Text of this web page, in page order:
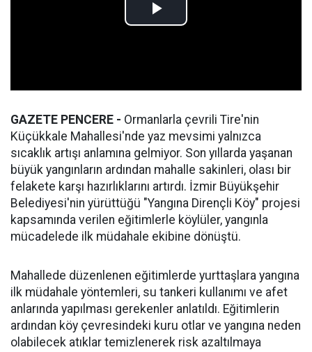
GAZETE PENCERE - Ormanlarla çevrili Tire'nin
Küçükkale Mahallesi'nde yaz mevsimi yalnızca
sıcaklık artışı anlamına gelmiyor. Son yıllarda yaşanan
büyük yangınların ardından mahalle sakinleri, olası bir
felakete karşı hazırlıklarını artırdı. İzmir Büyükşehir
Belediyesi'nin yürüttüğü "Yangına Dirençli Köy" projesi
kapsamında verilen eğitimlerle köylüler, yangınla
mücadelede ilk müdahale ekibine dönüştü.
Mahallede düzenlenen eğitimlerde yurttaşlara yangına
ilk müdahale yöntemleri, su tankeri kullanımı ve afet
anlarında yapılması gerekenler anlatıldı. Eğitimlerin
ardından köy çevresindeki kuru otlar ve yangına neden
olabilecek atıklar temizlenerek risk azaltılmaya